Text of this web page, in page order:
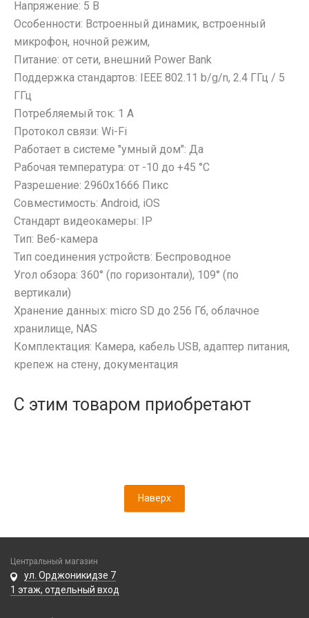
Напряжение: 5 В
Особенности: Встроенный динамик, встроенный
микрофон, ночной режим,
Питание: от сети, внешний Power Bank
Поддержка стандартов: IEEE 802.11 b/g/n, 2.4 ГГц / 5
ГГц
Потребляемый ток: 1 А
Протокол связи: Wi-Fi
Работает в системе "умный дом": Да
Рабочая температура: от -10 до +45 °C
Разрешение: 2960х1666 Пикс
Совместимость: Android, iOS
Стандарт видеокамеры: IP
Тип: Веб-камера
Тип соединения устройств: Беспроводное
Угол обзора: 360° (по горизонтали), 109° (по
вертикали)
Хранение данных: micro SD до 256 Гб, облачное
хранилище, NAS
Комплектация: Камера, кабель USB, адаптер питания,
крепеж на стену, документация
С этим товаром приобретают
Пинцеты
Прочее оборудование
Расходные материалы
Трафареты BGA
Парковочные автовизитки
Петличный микрофон
Разное
Рюкзаки и сумки
Стилусы
Увлажнители воздуха
Фонарики
Ремешки Samsung 46mm/Huawei 46mm/Amazfit GTR (22mm)
Смарт часы
Умные детские часы
Шармы для ремешков Watch Series
Моноподы, штативы
Проекторы
Селфи лампы
Экшн камеры
Чехлы и украшения
Google Pixel
Honor / Huawei
Infinix
Realme / Oppo
Samsung
Tecno
Vivo
Xiaomi / Redmi / Poco
iPhone / Watch / MacBook / AirTag / Pencil
Держатели для карт
Попсокеты / Кольца / Шнурки
Чехлы / Сумки универсальные
Элементы питания
Аккумулятор 10440
Аккумулятор 14430
Аккумулятор 18650
Аккумулятор 9V Крона (6F22)
Аккумулятор AA
Аккумулятор AAA
Батарейка 23A
Батарейка 27A
Батарейка 476A (4LR44)
Батарейка 625A (LR9)
Батарейка 9V Крона (6F22)
Батарейка AA (LR06)
Батарейка AAA (LR03)
Батарейка D (LR20)
Наверх
Центральный магазин
ул. Орджоникидзе 7
1 этаж, отдельный вход